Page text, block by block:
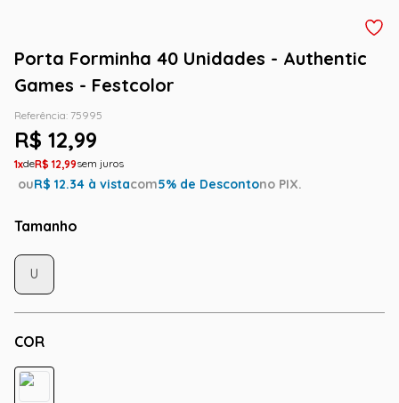
Porta Forminha 40 Unidades - Authentic
Games - Festcolor
Referência: 75995
R$ 12,99
1 R$ 12,99
ouR$ 12.34 à vistacom5% de Descontono PIX.
Tamanho
COR
U